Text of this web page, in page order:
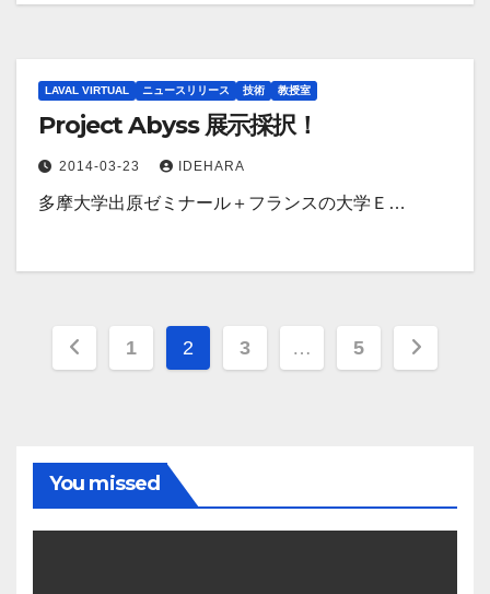
LAVAL VIRTUAL ニュースリリース 技術 教授室
Project Abyss 展示採択！
2014-03-23 IDEHARA
多摩大学出原ゼミナール＋フランスの大学Ｅ…
投
ペ
ー
1 2 3 … 5
You missed